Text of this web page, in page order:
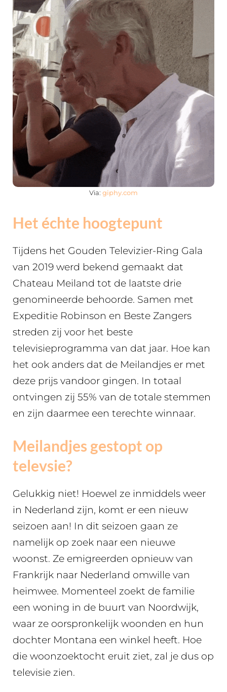
Via: giphy.com
Het échte hoogtepunt
Tijdens het Gouden Televizier-Ring Gala
van 2019 werd bekend gemaakt dat
Chateau Meiland tot de laatste drie
genomineerde behoorde. Samen met
Expeditie Robinson en Beste Zangers
streden zij voor het beste
televisieprogramma van dat jaar. Hoe kan
het ook anders dat de Meilandjes er met
deze prijs vandoor gingen. In totaal
ontvingen zij 55% van de totale stemmen
en zijn daarmee een terechte winnaar.
Meilandjes gestopt op
televsie?
Gelukkig niet! Hoewel ze inmiddels weer
in Nederland zijn, komt er een nieuw
seizoen aan! In dit seizoen gaan ze
namelijk op zoek naar een nieuwe
woonst. Ze emigreerden opnieuw van
Frankrijk naar Nederland omwille van
heimwee. Momenteel zoekt de familie
een woning in de buurt van Noordwijk,
waar ze oorspronkelijk woonden en hun
dochter Montana een winkel heeft. Hoe
die woonzoektocht eruit ziet, zal je dus op
televisie zien.